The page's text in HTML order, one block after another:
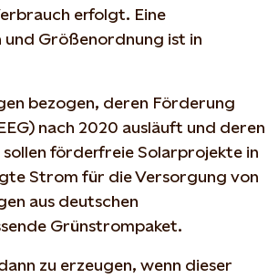
erfolgt. Eine
Größenordnung ist in
bezogen, deren Förderung
nach 2020 ausläuft und deren
förderfreie Solarprojekte in
Strom für die Versorgung von
aus deutschen
Grünstrompaket.
zu erzeugen, wenn dieser